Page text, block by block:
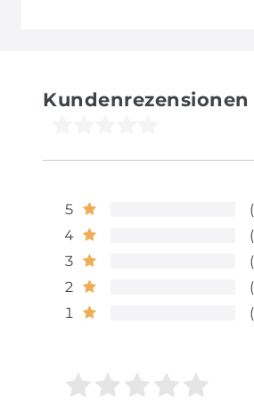
Kundenrezensionen
5
4
3
2
1
Bewertungssterne
4
3
2
1